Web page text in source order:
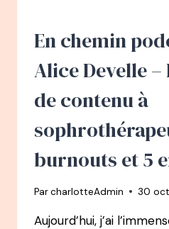
DANS
MON
MOMENT
MAGIQUE
En chemin
Alice Develle
de contenu à
burnouts et 5
ParcharlotteAdmin 30
Aujourd’hui, j’ai